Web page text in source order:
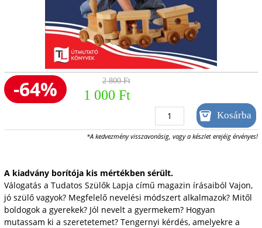
-64% 2 800 Ft
1 000 Ft
*A kedvezmény visszavonásig, vagy a készlet erejéig érvényes!
A kiadvány borítója kis mértékben sérült.
Válogatás a Tudatos Szülők Lapja című magazin írásaiból Vajon,
jó szülő vagyok? Megfelelő nevelési módszert alkalmazok? Mitől
boldogok a gyerekek? Jól nevelt a gyermekem? Hogyan
mutassam ki a szeretetemet? Tengernyi kérdés, amelyekre a